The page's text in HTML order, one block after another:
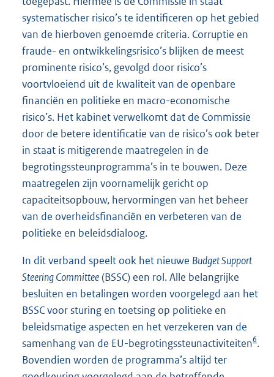
systematischer risico’s te identificeren op het gebied
van de hierboven genoemde criteria. Corruptie en
fraude- en ontwikkelingsrisico’s blijken de meest
prominente risico’s, gevolgd door risico’s
voortvloeiend uit de kwaliteit van de openbare
financiën en politieke en macro-economische
risico’s. Het kabinet verwelkomt dat de Commissie
door de betere identificatie van de risico’s ook beter
in staat is mitigerende maatregelen in de
begrotingssteunprogramma’s in te bouwen. Deze
maatregelen zijn voornamelijk gericht op
capaciteitsopbouw, hervormingen van het beheer
van de overheidsfinanciën en verbeteren van de
politieke en beleidsdialoog.
In dit verband speelt ook het nieuwe Budget Support
Steering Committee(BSSC) een rol. Alle belangrijke
besluiten en betalingen worden voorgelegd aan het
BSSC voor sturing en toetsing op politieke en
beleidsmatige aspecten en het verzekeren van de
samenhang van de EU-begrotingssteunactiviteiten6.
Bovendien worden de programma’s altijd ter